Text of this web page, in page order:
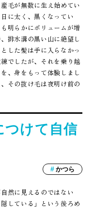
毛が無数に生え始めてい
に太く、黒くなってい
明らかにボリュームが増
排水溝の黒い山に絶望し
した髪は手に入らなかっ
でしたが、それを乗り越
、身をもって体験しまし
その抜け毛は夜明け前の
つけて自信
かつら
然に見えるのではない
している」という後ろめ